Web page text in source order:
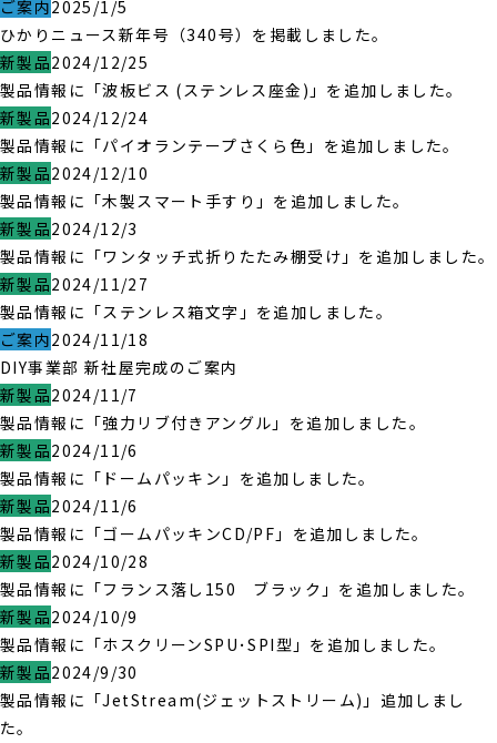
ご案内2025/1/5
ひかりニュース新年号（340号）を掲載しました。
新製品2024/12/25
製品情報に「波板ビス (ステンレス座金)」を追加しました。
新製品2024/12/24
製品情報に「パイオランテープさくら色」を追加しました。
新製品2024/12/10
製品情報に「木製スマート手すり」を追加しました。
新製品2024/12/3
製品情報に「ワンタッチ式折りたたみ棚受け」を追加しました。
新製品2024/11/27
製品情報に「ステンレス箱文字」を追加しました。
ご案内2024/11/18
DIY事業部 新社屋完成のご案内
新製品2024/11/7
製品情報に「強力リブ付きアングル」を追加しました。
新製品2024/11/6
製品情報に「ドームパッキン」を追加しました。
新製品2024/11/6
製品情報に「ゴームパッキンCD/PF」を追加しました。
新製品2024/10/28
製品情報に「フランス落し150 ブラック」を追加しました。
新製品2024/10/9
製品情報に「ホスクリーンSPU･SPI型」を追加しました。
新製品2024/9/30
製品情報に「JetStream(ジェットストリーム)」追加しまし
た。